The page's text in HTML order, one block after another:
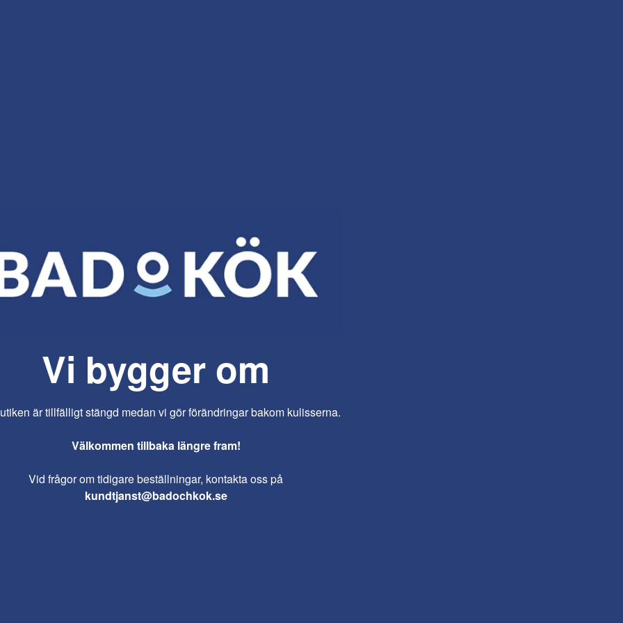
Vi bygger om
är tillfälligt stängd medan vi gör förändringar bakom kulisserna.
Välkommen tillbaka längre fram!
Vid frågor om tidigare beställningar, kontakta oss på
kundtjanst@badochkok.se